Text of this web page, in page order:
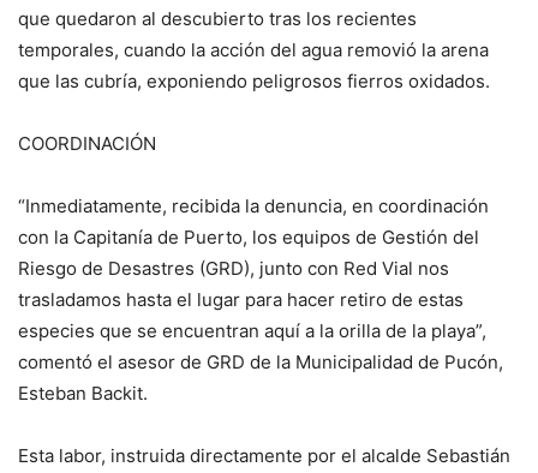
que quedaron al descubierto tras los recientes
temporales, cuando la acción del agua removió la arena
que las cubría, exponiendo peligrosos fierros oxidados.
COORDINACIÓN
“Inmediatamente, recibida la denuncia, en coordinación
con la Capitanía de Puerto, los equipos de Gestión del
Riesgo de Desastres (GRD), junto con Red Vial nos
trasladamos hasta el lugar para hacer retiro de estas
especies que se encuentran aquí a la orilla de la playa”,
comentó el asesor de GRD de la Municipalidad de Pucón,
Esteban Backit.
Esta labor, instruida directamente por el alcalde Sebastián